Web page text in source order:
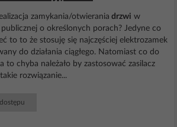
zamykania/otwierania drzwi w
o określonych porach? Jedyne co
to to że stosuję się najczęściej elektrozamek
do działania ciągłego. Natomiast co do
to chyba należało by zastosować zasilacz
rozwiązanie...